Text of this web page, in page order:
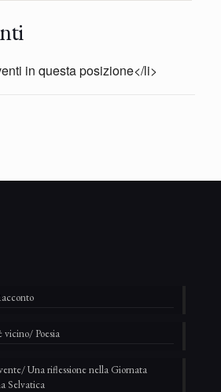
in questa posizione</li>
vicino/ Poesia
Una riflessione nella Giornata
Selvatica